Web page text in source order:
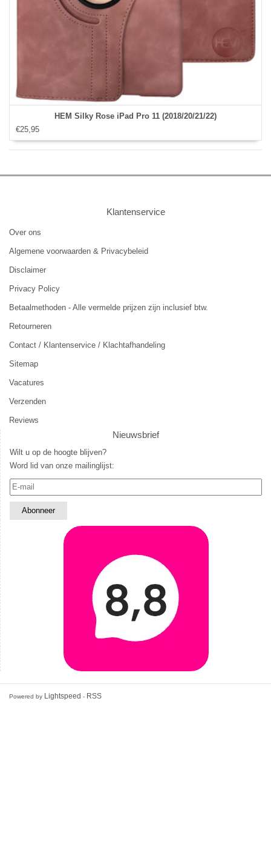
HEM Silky Rose iPad Pro 11 (2018/20/21/22)
€25,95
Klantenservice
Over ons
Algemene voorwaarden & Privacybeleid
Disclaimer
Privacy Policy
Betaalmethoden - Alle vermelde prijzen zijn inclusief btw.
Retourneren
Contact / Klantenservice / Klachtafhandeling
Sitemap
Vacatures
Verzenden
Reviews
Nieuwsbrief
Wilt u op de hoogte blijven?
Word lid van onze mailinglijst:
Powered by Lightspeed - RSS